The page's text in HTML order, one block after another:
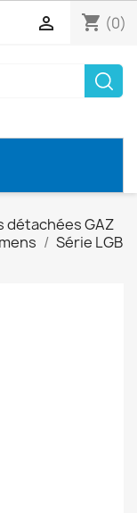
shopping_cart (0)

détachées GAZ
Série LGB